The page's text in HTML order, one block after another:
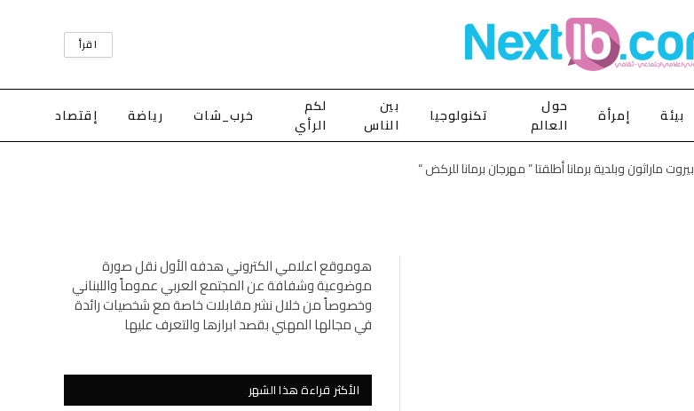
اقرأ
بيئة إمرأة
حول
العالم
تكنولوجيا
بين
الناس
لكم
الرأي
خرب_شات رياضة إقتصاد
بيروت ماراثون وبلدية برمانا أطلقتا ” مهرجان برمانا للركض “
هوموقع اعلامي الكتروني هدفه الأول نقل صورة
موضوعية وشفافة عن المجتمع العربي عموماً واللبناني
وخصوصاً من خلال نشر مقابلات خاصة مع شخصيات رائدة
في مجالها المهني بقصد ابرازها والتعرف عليها
الأكثر قراءة هذا الشهر